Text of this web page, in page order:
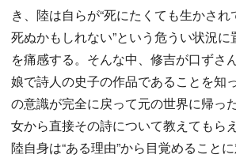
き、陸は自らが“死にたくても生かさ
死ぬかもしれない”という危うい状況に
を痛感する。そんな中、修吉が口ずさ
娘で詩人の史子の作品であることを知
の意識が完全に戻って元の世界に帰っ
女から直接その詩について教えてもら
陸自身は“ある理由”から目覚めること